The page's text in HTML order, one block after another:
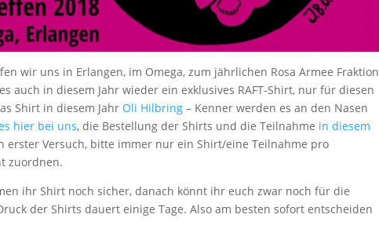
wir uns in Erlangen, im Omega, zum jährlichen Rosa Armee Fraktion
auch in diesem Jahr wieder ein exklusives RAFT-Shirt, nur für diesen
Shirt in diesem Jahr Oli Hilbring – Kenner werden es an den Nasen
hier bei uns, die Bestellung der Shirts und die Teilnahme in diesem
erster Versuch, bitte immer nur ein Shirt/eine Teilnahme pro
zuordnen.
ihr Shirt noch sicher, danach könnt ihr euch zwar noch für die
der Shirts dauert einige Tage. Also am besten sofort entscheiden